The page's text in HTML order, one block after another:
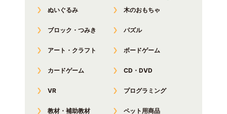
ぬいぐるみ 木のおもちゃ
ブロック・つみき パズル
アート・クラフト ボードゲーム
カードゲーム CD・DVD
VR プログラミング
教材・補助教材 ペット用商品